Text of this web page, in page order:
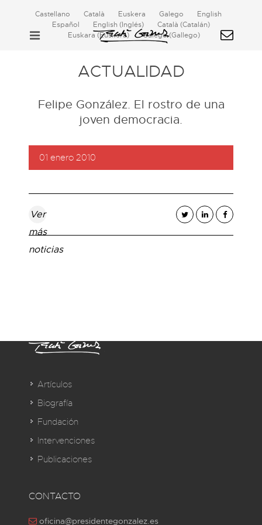
Castellano Català Euskera Galego
English
Español
English(Inglés) Català (Catalán)
Euskara (Euskera) Galego(Gallego)
ACTUALIDAD
Felipe González. El rostro de una
joven democracia.
01 enero 2010
Ver
más
noticias
Artículos
Biografía
Fundación
Intervenciones
Publicaciones
CONTACTO
oficina@presidentegonzalez.es